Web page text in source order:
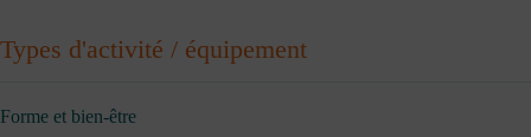
Types d'activité / équipement
Forme et bien-être